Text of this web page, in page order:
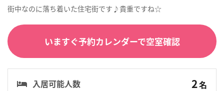
街中なのに落ち着いた住宅街です♪貴重ですね☆
いますぐ予約カレンダーで空室確認
入居可能人数 2名